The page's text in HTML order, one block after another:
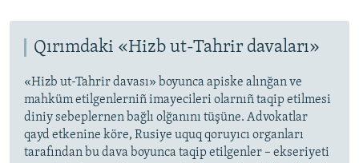
Qırımdaki «Hizb ut-Tahrir davaları»
«Hizb ut-Tahrir davası» boyunca apiske alınğan ve
mahküm etilgenlerniñ imayecileri olarnıñ taqip etilmesi
diniy sebeplernen bağlı olğanını tüşüne. Advokatlar
qayd etkenine köre, Rusiye uquq qoruyıcı organları
tarafından bu dava boyunca taqip etilgenler – ekseriyeti